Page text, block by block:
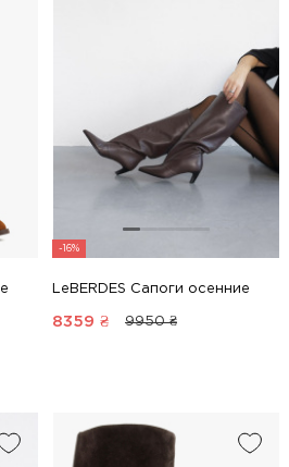
-16%
LeBERDES Сапоги осенние
8359 ₴ 9950 ₴